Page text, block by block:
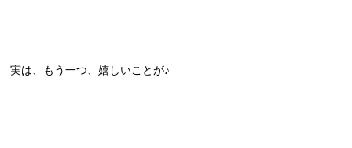
実は、もう一つ、嬉しいことが♪